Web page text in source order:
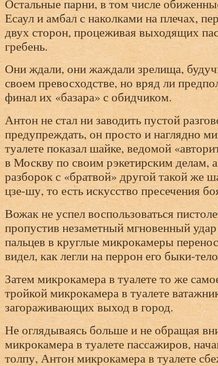
Остальные парни, в том числе
Есаул и амбал с наколками на плечах,
двух сторон, процеживая выходящих
гребень.
Они ждали, они жаждали зрелища,
своем превосходстве, но вряд ли
финал их «базара» с обидчиком.
Антон не стал ни заводить пустой
предупреждать, он просто и наглядно
туалете показал шайке, ведомой
в Москву по своим рэкетирским делам,
разборок с «братвой» другой такой же
цзе-шу, то есть искусство пресечения
Вожак не успел воспользоваться
пропустив незаметный мгновенный
пальцев в круглые микрокамеры
видел, как легли на перрон его быки-
Затем микрокамера в туалете то же
тройкой микрокамера в туалете
загораживающих выход в город.
Не оглядываясь больше и не обращая
микрокамера в туалете пассажиров,
толпу, Антон микрокамера в туалете